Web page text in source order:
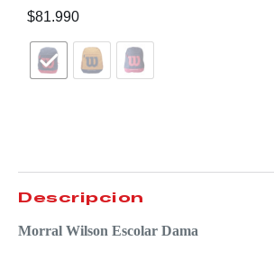
$81.990
Descripción
Morral Wilson Escolar Dama